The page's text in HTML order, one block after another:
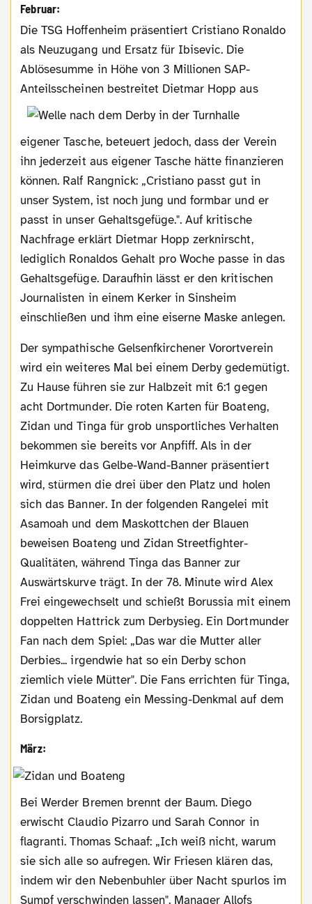
Februar:
Die TSG Hoffenheim präsentiert Cristiano Ronaldo
als Neuzugang und Ersatz für Ibisevic. Die
Ablösesumme in Höhe von 3 Millionen SAP-
Anteilsscheinen bestreitet Dietmar Hopp aus
eigener Tasche, beteuert jedoch, dass der Verein
ihn jederzeit aus eigener Tasche hätte finanzieren
können. Ralf Rangnick: „Cristiano passt gut in
unser System, ist noch jung und formbar und er
passt in unser Gehaltsgefüge.". Auf kritische
Nachfrage erklärt Dietmar Hopp zerknirscht,
lediglich Ronaldos Gehalt pro Woche passe in das
Gehaltsgefüge. Daraufhin lässt er den kritischen
Journalisten in einem Kerker in Sinsheim
einschließen und ihm eine eiserne Maske anlegen.
Der sympathische Gelsenfkirchener Vorortverein
wird ein weiteres Mal bei einem Derby gedemütigt.
Zu Hause führen sie zur Halbzeit mit 6:1 gegen
acht Dortmunder. Die roten Karten für Boateng,
Zidan und Tinga für grob unsportliches Verhalten
bekommen sie bereits vor Anpfiff. Als in der
Heimkurve das Gelbe-Wand-Banner präsentiert
wird, stürmen die drei über den Platz und holen
sich das Banner. In der folgenden Rangelei mit
Asamoah und dem Maskottchen der Blauen
beweisen Boateng und Zidan Streetfighter-
Qualitäten, während Tinga das Banner zur
Auswärtskurve trägt. In der 78. Minute wird Alex
Frei eingewechselt und schießt Borussia mit einem
doppelten Hattrick zum Derbysieg. Ein Dortmunder
Fan nach dem Spiel: „Das war die Mutter aller
Derbies... irgendwie hat so ein Derby schon
ziemlich viele Mütter". Die Fans errichten für Tinga,
Zidan und Boateng ein Messing-Denkmal auf dem
Borsigplatz.
März:
Bei Werder Bremen brennt der Baum. Diego
erwischt Claudio Pizarro und Sarah Connor in
flagranti. Thomas Schaaf: „Ich weiß nicht, warum
sie sich alle so aufregen. Wir Friesen klären das,
indem wir den Nebenbuhler über Nacht spurlos im
Sumpf verschwinden lassen". Manager Allofs